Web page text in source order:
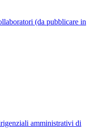
(da pubblicare in
amministrativi di